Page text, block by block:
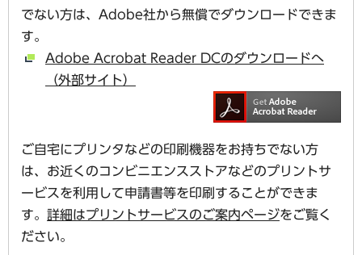
でない方は、Adobe社から無償でダウンロードできま
す。
Adobe Acrobat Reader DCのダウンロードへ
（外部サイト）
ご自宅にプリンタなどの印刷機器をお持ちでない方
は、お近くのコンビニエンスストアなどのプリントサ
ービスを利用して申請書等を印刷することができま
す。 詳細はプリントサービスのご案内ページをご覧く
ださい。